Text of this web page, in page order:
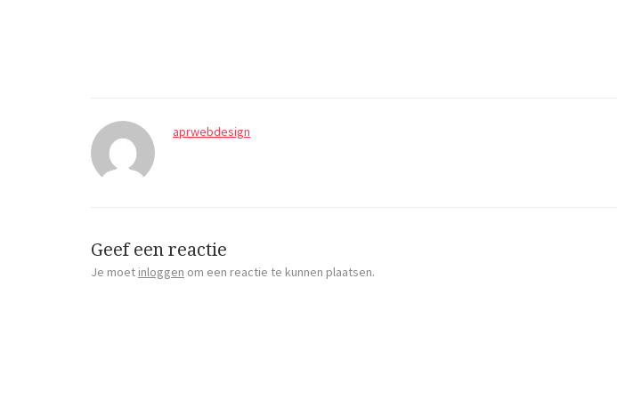
aprwebdesign
Geef een reactie
Je moet inloggen om een reactie te kunnen plaatsen.